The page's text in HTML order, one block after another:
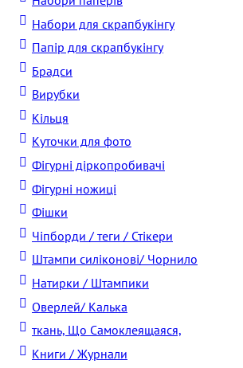
Набори для скрапбукінгу
Папір для скрапбукінгу
Брадси
Вирубки
Кільця
Куточки для фото
Фігурні діркопробивачі
Фігурні ножиці
Фішки
Чіпборди / теги / Стікери
Штампи силіконові/ Чорнило
Натирки / Штампики
Оверлей/ Калька
ткань, Що Самоклеящаяся,
Книги / Журнали